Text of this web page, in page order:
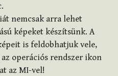
nemcsak arra lehet
képeket készítsünk. A
is feldobhatjuk vele,
operációs rendszer ikon
az MI-vel!